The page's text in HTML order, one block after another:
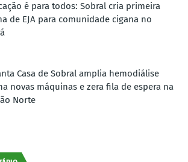
é para todos: Sobral cria primeira
de EJA para comunidade cigana no
Casa de Sobral amplia hemodiálise
novas máquinas e zera fila de espera na
Norte